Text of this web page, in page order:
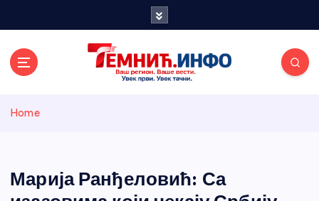
Home
Марија Ранђеловић: Са